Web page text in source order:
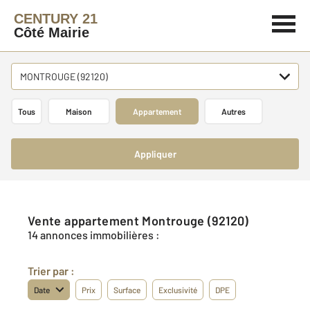
CENTURY 21
Côté Mairie
MONTROUGE (92120)
Tous Maison Appartement Autres
Appliquer
Vente appartement Montrouge (92120)
14 annonces immobilières :
Trier par :
Date Prix Surface Exclusivité DPE